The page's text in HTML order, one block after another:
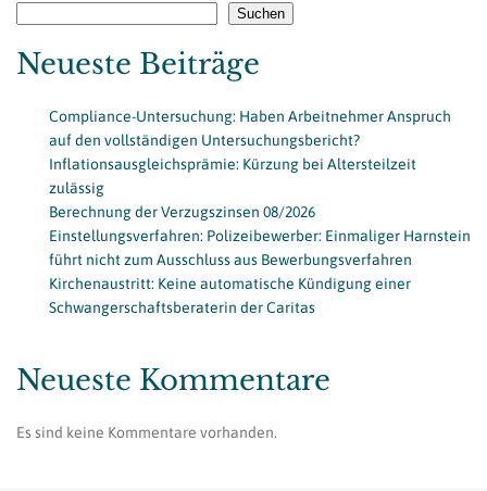
Suchen
Neueste Beiträge
Compliance-Untersuchung: Haben Arbeitnehmer Anspruch
auf den vollständigen Untersuchungsbericht?
Inflationsausgleichsprämie: Kürzung bei Altersteilzeit
zulässig
Berechnung der Verzugszinsen 08/2026
Einstellungsverfahren: Polizeibewerber: Einmaliger Harnstein
führt nicht zum Ausschluss aus Bewerbungsverfahren
Kirchenaustritt: Keine automatische Kündigung einer
Schwangerschaftsberaterin der Caritas
Neueste Kommentare
Es sind keine Kommentare vorhanden.